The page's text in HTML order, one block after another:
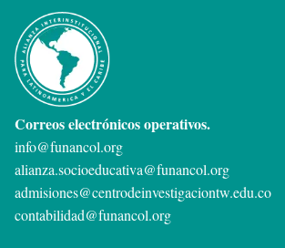
Correos electrónicos operativos.
info@funancol.org
alianza.socioeducativa@funancol.org
admisiones@centrodeinvestigaciontw.edu.co
contabilidad@funancol.org